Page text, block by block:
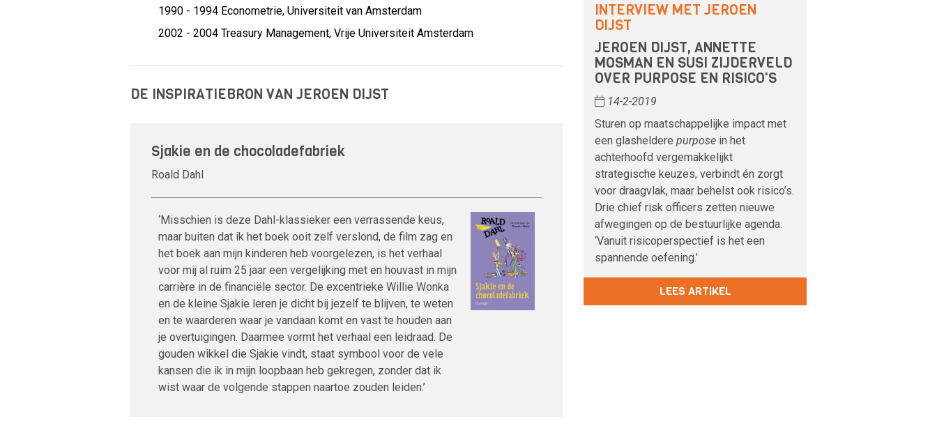
1990 - 1994 Econometrie, Universiteit van Amsterdam
2002 - 2004 Treasury Management, Vrije Universiteit Amsterdam
DE INSPIRATIEBRON VAN JEROEN DIJST
Sjakie en de chocoladefabriek
Roald Dahl
‘Misschien is deze Dahl-klassieker een verrassende keus,
maar buiten dat ik het boek ooit zelf verslond, de film zag en
het boek aan mijn kinderen heb voorgelezen, is het verhaal
voor mij al ruim 25 jaar een vergelijking met en houvast in mijn
carrière in de financiële sector. De excentrieke Willie Wonka
en de kleine Sjakie leren je dicht bij jezelf te blijven, te weten
en te waarderen waar je vandaan komt en vast te houden aan
je overtuigingen. Daarmee vormt het verhaal een leidraad. De
gouden wikkel die Sjakie vindt, staat symbool voor de vele
kansen die ik in mijn loopbaan heb gekregen, zonder dat ik
wist waar de volgende stappen naartoe zouden leiden.’
INTERVIEW MET JEROEN
DIJST
JEROEN DIJST, ANNETTE
MOSMAN EN SUSI ZIJDERVELD
OVER PURPOSE EN RISICO'S
14-2-2019
Sturen op maatschappelijke impact met
een glasheldere purpose in het
achterhoofd vergemakkelijkt
strategische keuzes, verbindt én zorgt
voor draagvlak, maar behelst ook risico’s.
Drie chief risk officers zetten nieuwe
afwegingen op de bestuurlijke agenda.
‘Vanuit risicoperspectief is het een
spannende oefening.’
LEES ARTIKEL